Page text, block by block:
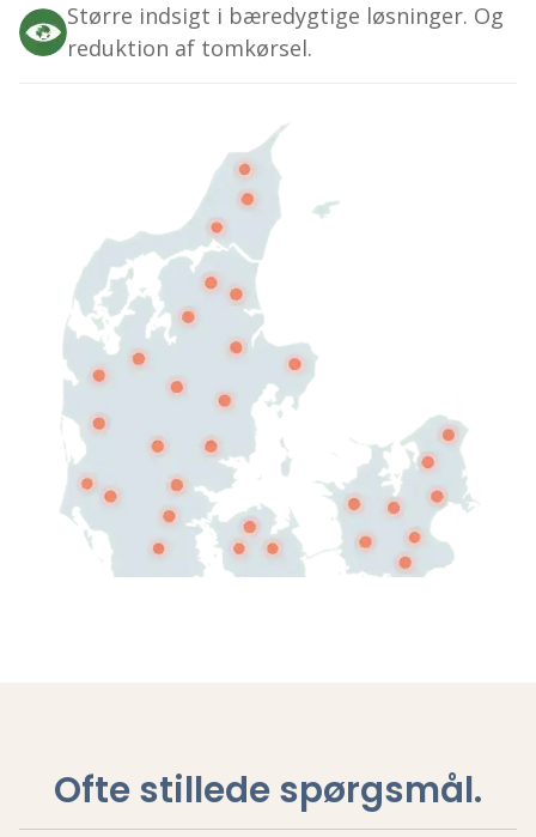
Større indsigt i bæredygtige løsninger. Og
reduktion af tomkørsel.
Ofte stillede spørgsmål.